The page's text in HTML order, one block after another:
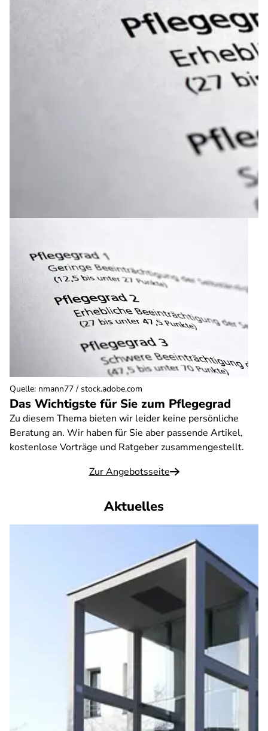
Das Wichtigste für Sie zum Pflegegrad
Zu diesem Thema bieten wir leider keine persönliche
Beratung an. Wir haben für Sie aber passende Artikel,
kostenlose Vorträge und Ratgeber zusammengestellt.
Zur Angebotsseite
Quelle: nmann77 / stock.adobe.com
Aktuelles